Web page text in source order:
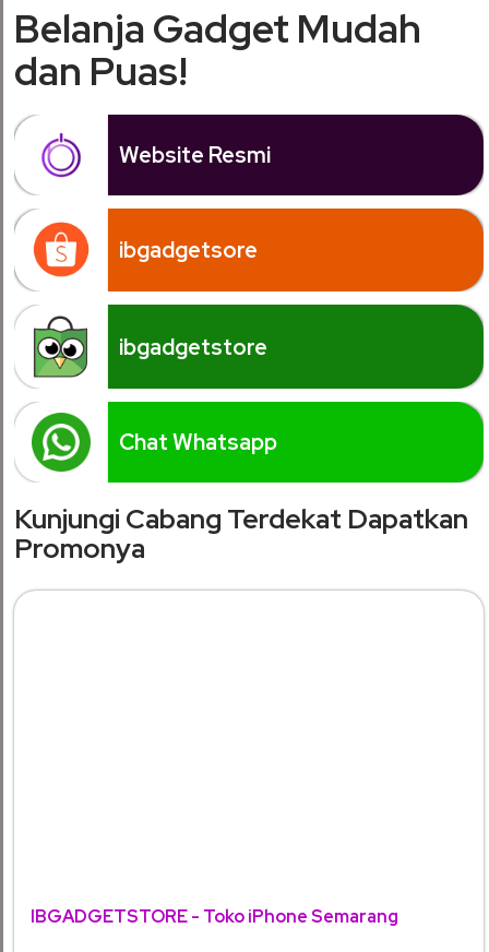
Belanja Gadget Mudah
dan Puas!
Website Resmi
ibgadgetsore
ibgadgetstore
Chat Whatsapp
Kunjungi Cabang Terdekat Dapatkan
Promonya
IBGADGETSTORE - Toko iPhone Semarang